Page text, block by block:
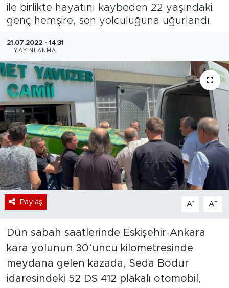
ile birlikte hayatını kaybeden 22 yaşındaki
genç hemşire, son yolculuğuna uğurlandı.
21.07.2022 - 14:31
YAYINLANMA
Paylaş A- A+
Dün sabah saatlerinde Eskişehir-Ankara
kara yolunun 30’uncu kilometresinde
meydana gelen kazada, Seda Bodur
idaresindeki 52 DS 412 plakalı otomobil,
Ekonomi
Eğitim
Sanat
Bölge
Teknoloji
Magazin
Dünya
Sektör
Son Dakika Haberleri
Haber Arşivi